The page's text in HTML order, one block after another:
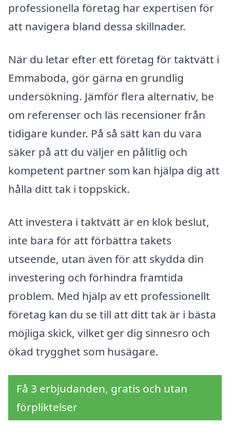
professionella företag har expertisen för
att navigera bland dessa skillnader.
När du letar efter ett företag för taktvätt i
Emmaboda, gör gärna en grundlig
undersökning. Jämför flera alternativ, be
om referenser och läs recensioner från
tidigare kunder. På så sätt kan du vara
säker på att du väljer en pålitlig och
kompetent partner som kan hjälpa dig att
hålla ditt tak i toppskick.
Att investera i taktvätt är en klok beslut,
inte bara för att förbättra takets
utseende, utan även för att skydda din
investering och förhindra framtida
problem. Med hjälp av ett professionellt
företag kan du se till att ditt tak är i bästa
möjliga skick, vilket ger dig sinnesro och
ökad trygghet som husägare.
Få 3 erbjudanden, gratis och utan
förpliktelser